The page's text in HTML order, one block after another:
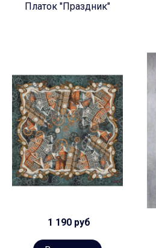
Платок "Праздник"
1 190 руб